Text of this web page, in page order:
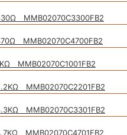
MMB02070C3300FB2
MMB02070C4700FB2
MMB02070C1001FB2
MMB02070C2201FB2
MMB02070C3301FB2
MMB02070C4701FB2